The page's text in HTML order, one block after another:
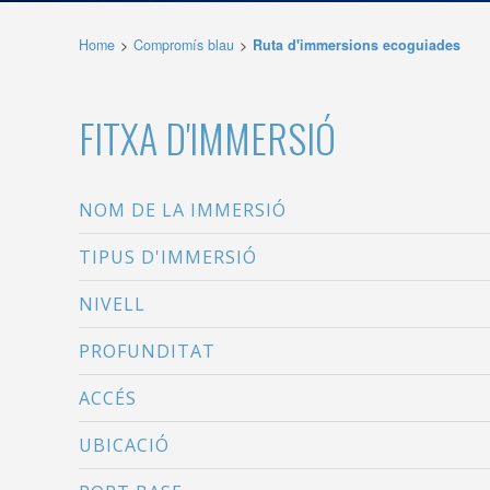
Home Compromís blau Ruta d'immersions ecoguiades
FITXA D'IMMERSIÓ
NOM DE LA IMMERSIÓ
TIPUS D'IMMERSIÓ
NIVELL
PROFUNDITAT
ACCÉS
UBICACIÓ
dels